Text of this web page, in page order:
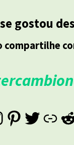
gostou
compartilhe